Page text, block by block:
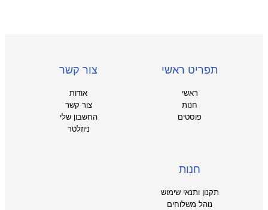
תפריט ראשי
ראשי
חנות
פוסטים
צור קשר
אודות
צור קשר
החשבון שלי
ניוזלטר
חנות
תקנון ותנאי שימוש
נוהל משלוחים